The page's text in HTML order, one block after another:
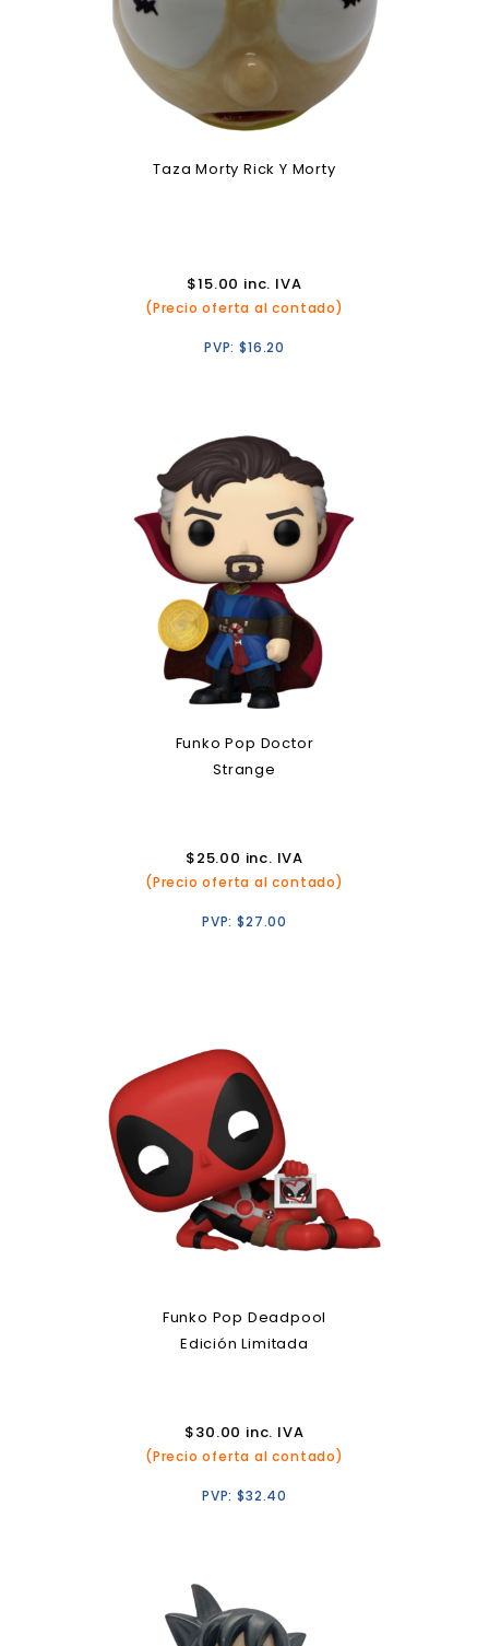
Taza Morty Rick Y Morty
$15.00 inc. IVA
(Precio oferta al contado)
PVP:$16.20
Funko Pop Doctor
Strange
$25.00 inc. IVA
(Precio oferta al contado)
PVP:$27.00
Funko Pop Deadpool
Edición Limitada
$30.00 inc. IVA
(Precio oferta al contado)
PVP:$32.40